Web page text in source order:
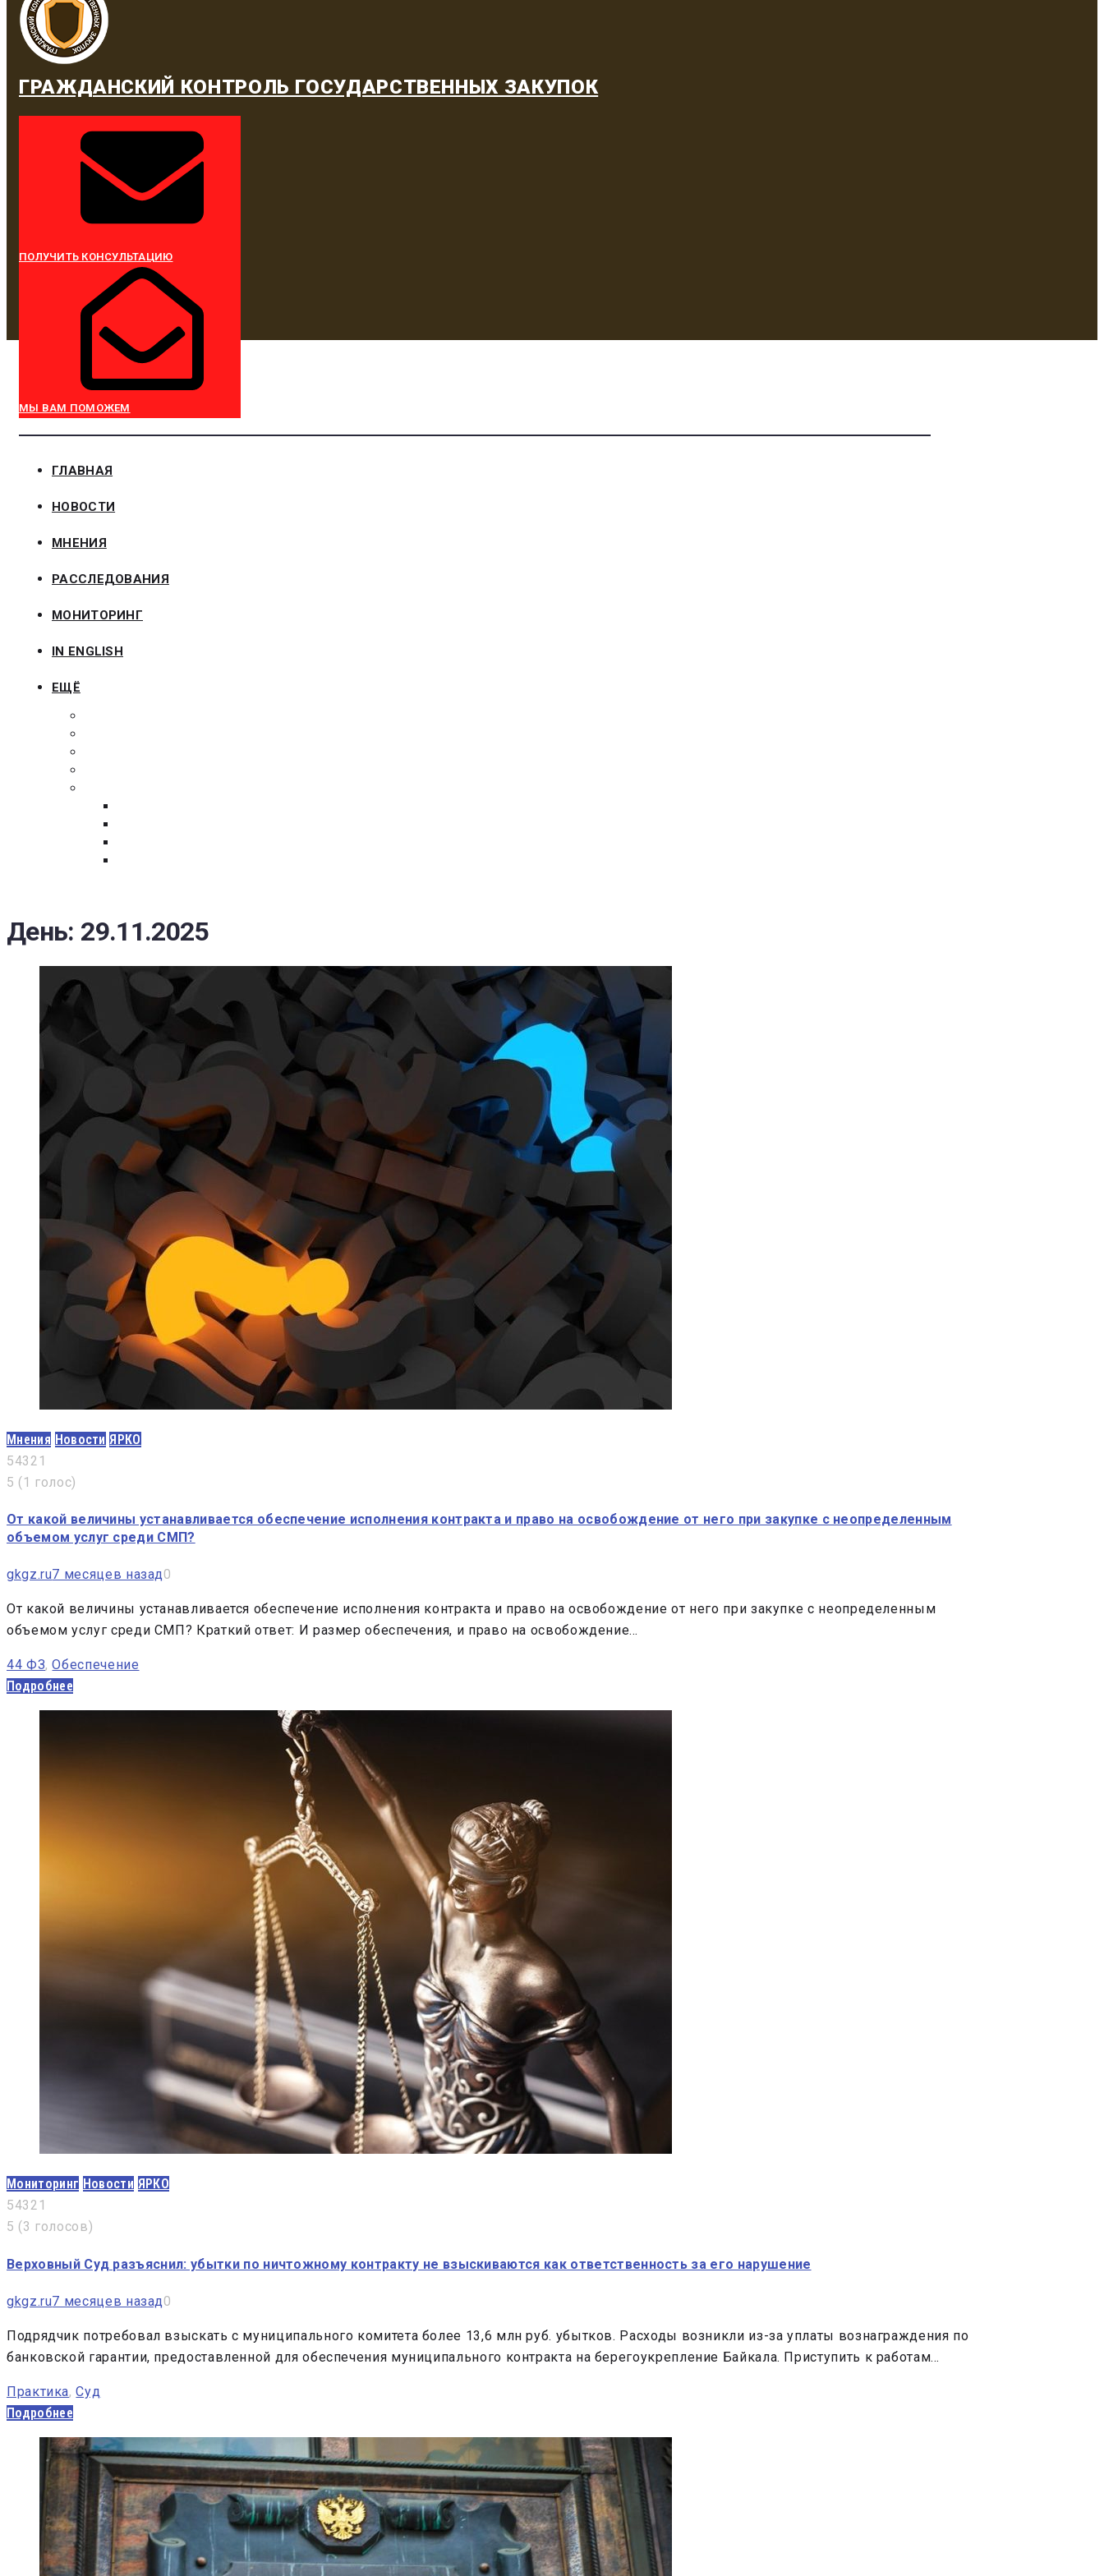
ГРАЖДАНСКИЙ КОНТРОЛЬ ГОСУДАРСТВЕННЫХ ЗАКУПОК
ПОЛУЧИТЬ КОНСУЛЬТАЦИЮ
МЫ ВАМ ПОМОЖЕМ
ГЛАВНАЯ
НОВОСТИ
МНЕНИЯ
РАССЛЕДОВАНИЯ
МОНИТОРИНГ
IN ENGLISH
ЕЩЁ
День: 29.11.2025
Мнения Новости ЯРКО
543 2 1
5 (1 голос)
От какой величины устанавливается обеспечение исполнения контракта и право на освобождение от него при закупке с неопределенным
объемом услуг среди СМП?
gkgz.ru7 месяцев назад0
От какой величины устанавливается обеспечение исполнения контракта и право на освобождение от него при закупке с неопределенным
объемом услуг среди СМП? Краткий ответ: И размер обеспечения, и право на освобождение…
44 ФЗ,Обеспечение
Подробнее
Мониторинг Новости ЯРКО
543 2 1
5 (3 голосов)
Верховный Суд разъяснил: убытки по ничтожному контракту не взыскиваются как ответственность за его нарушение
gkgz.ru7 месяцев назад0
Подрядчик потребовал взыскать с муниципального комитета более 13,6 млн руб. убытков. Расходы возникли из-за уплаты вознаграждения по
банковской гарантии, предоставленной для обеспечения муниципального контракта на берегоукрепление Байкала. Приступить к работам…
Практика,Суд
Подробнее